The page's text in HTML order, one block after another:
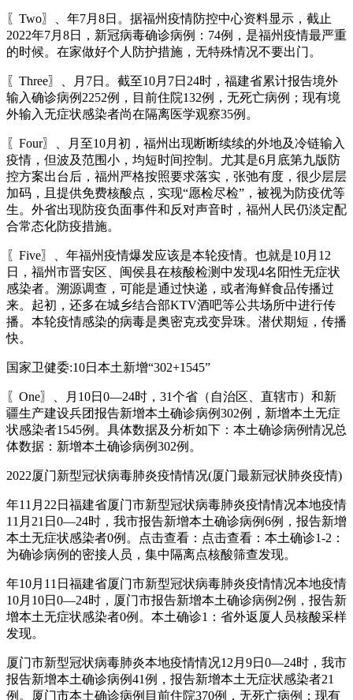
〖Two〗、年7月8日。据福州疫情防控中心资料显示，截止
2022年7月8日，新冠病毒确诊病例：74例，是福州疫情最严重
的时候。在家做好个人防护措施，无特殊情况不要出门。
〖Three〗、月7日。截至10月7日24时，福建省累计报告境外
输入确诊病例2252例，目前住院132例，无死亡病例；现有境
外输入无症状感染者尚在隔离医学观察35例。
〖Four〗、月至10月初，福州出现断断续续的外地及冷链输入
疫情，但波及范围小，均短时间控制。尤其是6月底第九版防
控方案出台后，福州严格按照要求落实，张弛有度，很少层层
加码，且提供免费核酸点，实现“愿检尽检”，被视为防疫优等
生。外省出现防疫负面事件和反对声音时，福州人民仍淡定配
合常态化防疫措施。
〖Five〗、年福州疫情爆发应该是本轮疫情。也就是10月12
日，福州市晋安区、闽侯县在核酸检测中发现4名阳性无症状
感染者。溯源调查，可能是通过快递，或者海鲜食品传播过
来。起初，还多在城乡结合部KTV酒吧等公共场所中进行传
播。本轮疫情感染的病毒是奥密克戎变异珠。潜伏期短，传播
快。
国家卫健委:10日本土新增“302+1545”
〖One〗、月10日0—24时，31个省（自治区、直辖市）和新
疆生产建设兵团报告新增本土确诊病例302例，新增本土无症
状感染者1545例。具体数据及分析如下：本土确诊病例情况总
体数据：新增本土确诊病例302例。
2022厦门新型冠状病毒肺炎疫情情况(厦门最新冠状肺炎疫情)
年11月22日福建省厦门市新型冠状病毒肺炎疫情情况本地疫情
11月21日0—24时，我市报告新增本土确诊病例6例，报告新增
本土无症状感染者0例。点击查看：点击查看：本土确诊1-2：
为确诊病例的密接人员，集中隔离点核酸筛查发现。
年10月11日福建省厦门市新型冠状病毒肺炎疫情情况本地疫情
10月10日0—24时，厦门市报告新增本土确诊病例2例，报告新
增本土无症状感染者0例。本土确诊1：省外返厦人员核酸采样
发现。
厦门市新型冠状病毒肺炎本地疫情情况12月9日0—24时，我市
报告新增本土确诊病例41例，报告新增本土无症状感染者21
例。厦门市本土确诊病例目前住院370例，无死亡病例；现有